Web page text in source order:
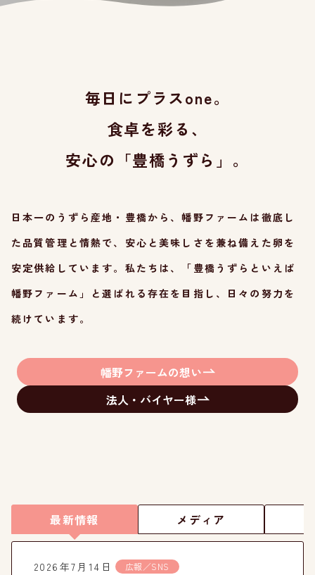
毎日にプラスone。
食卓を彩る、
安心の「豊橋うずら」。
日本一のうずら産地・豊橋から、幡野ファームは徹底し
た品質管理と情熱で、 安心 と美味しさを兼ね備えた卵を
安定供給しています。 私た ちは、「豊橋うずらといえば
幡野ファーム」と選ばれる存在を目指し、日々の努力を
続けています。
幡野ファームの想い
法人・バイヤー様
最新情報 メディア
2026年7月14日 広報／SNS